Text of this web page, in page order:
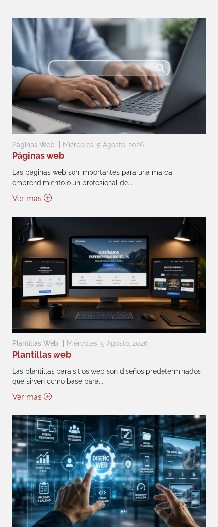
Páginas Web Miércoles, 5 Agosto, 2026
Páginas web
Las páginas web son importantes para una marca,
emprendimiento o un profesional de...
Ver más
Plantillas Web Miércoles, 5 Agosto, 2026
Plantillas web
Las plantillas para sitios web son diseños predeterminados
que sirven como base para...
Ver más